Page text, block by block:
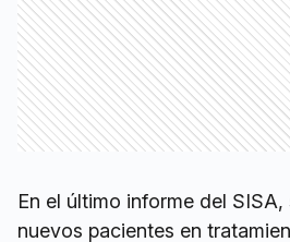
En el último informe del
nuevos pacientes en